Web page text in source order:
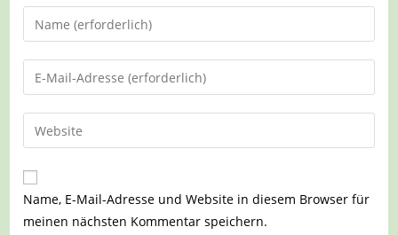
Gib
deinen
Namen
oder
zum
Kommentieren
ein
Gib
deine
E-
Mail-
zum
Kommentieren
ein
Gib
deine
Website-
URL
Name, E-Mail-Adresse und Website in diesem Browser für
meinen nächsten Kommentar speichern.